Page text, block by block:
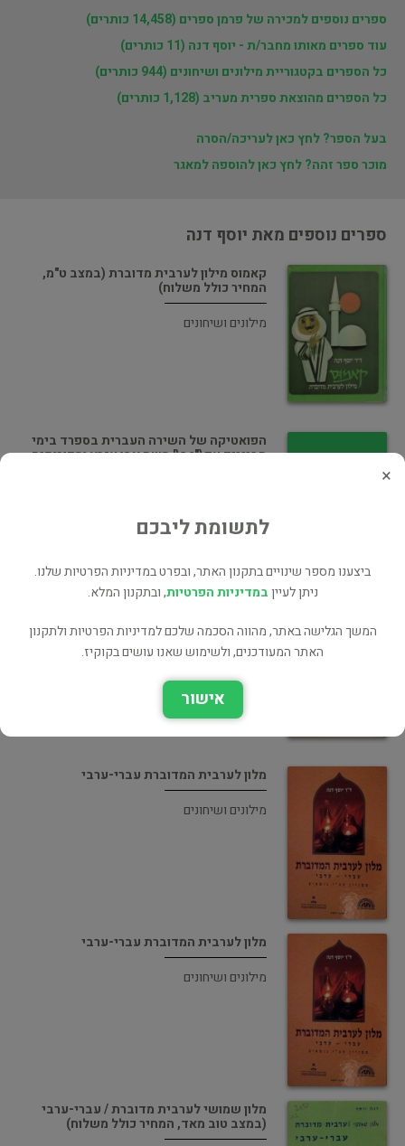
ספרים נוספים למכירה של פרמן ספרים (14,458 כותרים)
עוד ספרים מאותו מחבר/ת - יוסף דנה (11 כותרים)
כל הספרים בקטגוריית מילונים ושיחונים (944 כותרים)
כל הספרים מהוצאת ספרית מעריב (1,128 כותרים)
בעל הספר? לחץ כאן לעריכה/הסרה
מוכר ספר זהה? לחץ כאן להוספה למאגר
ספרים נוספים מאת יוסף דנה
קאמוס מילון לערבית מדוברת (במצב ט"מ,
המחיר כולל משלוח)
מילונים ושיחונים
הפואטיקה של השירה העברית בספרד בימי
הביניים עפ\"י ר\' משה אבן עזרא ומקורותיה
מילונים ושיחונים
מלון לערבית המדוברת עברי-ערבי
מילונים ושיחונים
מלון לערבית המדוברת עברי-ערבי
מילונים ושיחונים
מלון שמושי לערבית מדוברת / עברי-ערבי
(במצב טוב מאד, המחיר כולל משלוח)
×
לתשומת ליבכם
ביצענו מספר שינויים בתקנון האתר, ובפרט במדיניות הפרטיות שלנו.
ניתן לעייןבמדיניות הפרטיות, ובתקנון המלא.
המשך הגלישה באתר, מהווה הסכמה שלכם למדיניות הפרטיות ולתקנון
האתר המעודכנים, ולשימוש שאנו עושים בקוקיז.
אישור